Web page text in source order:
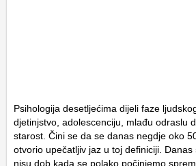
Psihologija desetljećima dijeli faze
djetinjstvo, adolescenciju, mlađu odraslu
starost. Čini se da se danas negdje oko
otvorio upečatljiv jaz u toj definiciji.
nisu dob kada se polako počinjemo